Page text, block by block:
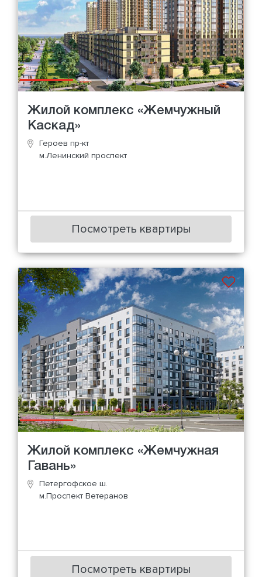
Жилой комплекс «Жемчужный
Каскад»
Героев пр-кт
м.Ленинский проспект
Посмотреть квартиры
Жилой комплекс «Жемчужная
Гавань»
Петергофское ш.
м.Проспект Ветеранов
Посмотреть квартиры